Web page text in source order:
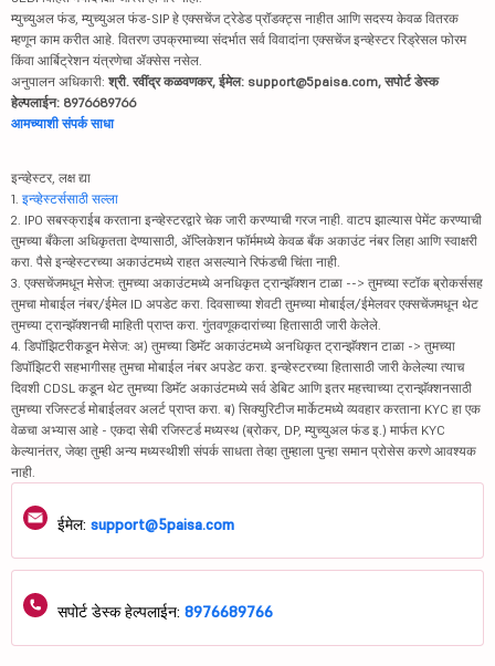
म्युच्युअल फंड, म्युच्युअल फंड-SIP हे एक्सचेंज ट्रेडेड प्रॉडक्ट्स नाहीत आणि सदस्य केवळ वितरक
म्हणून काम करीत आहे. वितरण उपक्रमाच्या संदर्भात सर्व विवादांना एक्सचेंज इन्व्हेस्टर रिड्रेसल फोरम
किंवा आर्बिट्रेशन यंत्रणेचा ॲक्सेस नसेल.
अनुपालन अधिकारी: श्री. रवींद्र कळवणकर, ईमेल: support@5paisa.com, सपोर्ट डेस्क
हेल्पलाईन: 8976689766
आमच्याशी संपर्क साधा
इन्व्हेस्टर, लक्ष द्या
1. इन्व्हेस्टर्ससाठी सल्ला
2. IPO सबस्क्राईब करताना इन्व्हेस्टरद्वारे चेक जारी करण्याची गरज नाही. वाटप झाल्यास पेमेंट करण्याची
तुमच्या बँकेला अधिकृतता देण्यासाठी, ॲप्लिकेशन फॉर्ममध्ये केवळ बँक अकाउंट नंबर लिहा आणि स्वाक्षरी
करा. पैसे इन्व्हेस्टरच्या अकाउंटमध्ये राहत असल्याने रिफंडची चिंता नाही.
3. एक्सचेंजमधून मेसेज: तुमच्या अकाउंटमध्ये अनधिकृत ट्रान्झॅक्शन टाळा --> तुमच्या स्टॉक ब्रोकर्ससह
तुमचा मोबाईल नंबर/ईमेल ID अपडेट करा. दिवसाच्या शेवटी तुमच्या मोबाईल/ईमेलवर एक्सचेंजमधून थेट
तुमच्या ट्रान्झॅक्शनची माहिती प्राप्त करा. गुंतवणूकदारांच्या हितासाठी जारी केलेले.
4. डिपॉझिटरीकडून मेसेज: अ) तुमच्या डिमॅट अकाउंटमध्ये अनधिकृत ट्रान्झॅक्शन टाळा -> तुमच्या
डिपॉझिटरी सहभागीसह तुमचा मोबाईल नंबर अपडेट करा. इन्व्हेस्टरच्या हितासाठी जारी केलेल्या त्याच
दिवशी CDSL कडून थेट तुमच्या डिमॅट अकाउंटमध्ये सर्व डेबिट आणि इतर महत्त्वाच्या ट्रान्झॅक्शनसाठी
तुमच्या रजिस्टर्ड मोबाईलवर अलर्ट प्राप्त करा. ब) सिक्युरिटीज मार्केटमध्ये व्यवहार करताना KYC हा एक
वेळचा अभ्यास आहे - एकदा सेबी रजिस्टर्ड मध्यस्थ (ब्रोकर, DP, म्युच्युअल फंड इ.) मार्फत KYC
केल्यानंतर, जेव्हा तुम्ही अन्य मध्यस्थीशी संपर्क साधता तेव्हा तुम्हाला पुन्हा समान प्रोसेस करणे आवश्यक
नाही.
ईमेल: support@5paisa.com
सपोर्ट डेस्क हेल्पलाईन: 8976689766